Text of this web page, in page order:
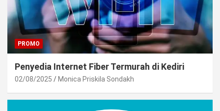
PROMO
Penyedia Internet Fiber Termurah di Kediri
02/08/2025 Monica Priskila Sondakh